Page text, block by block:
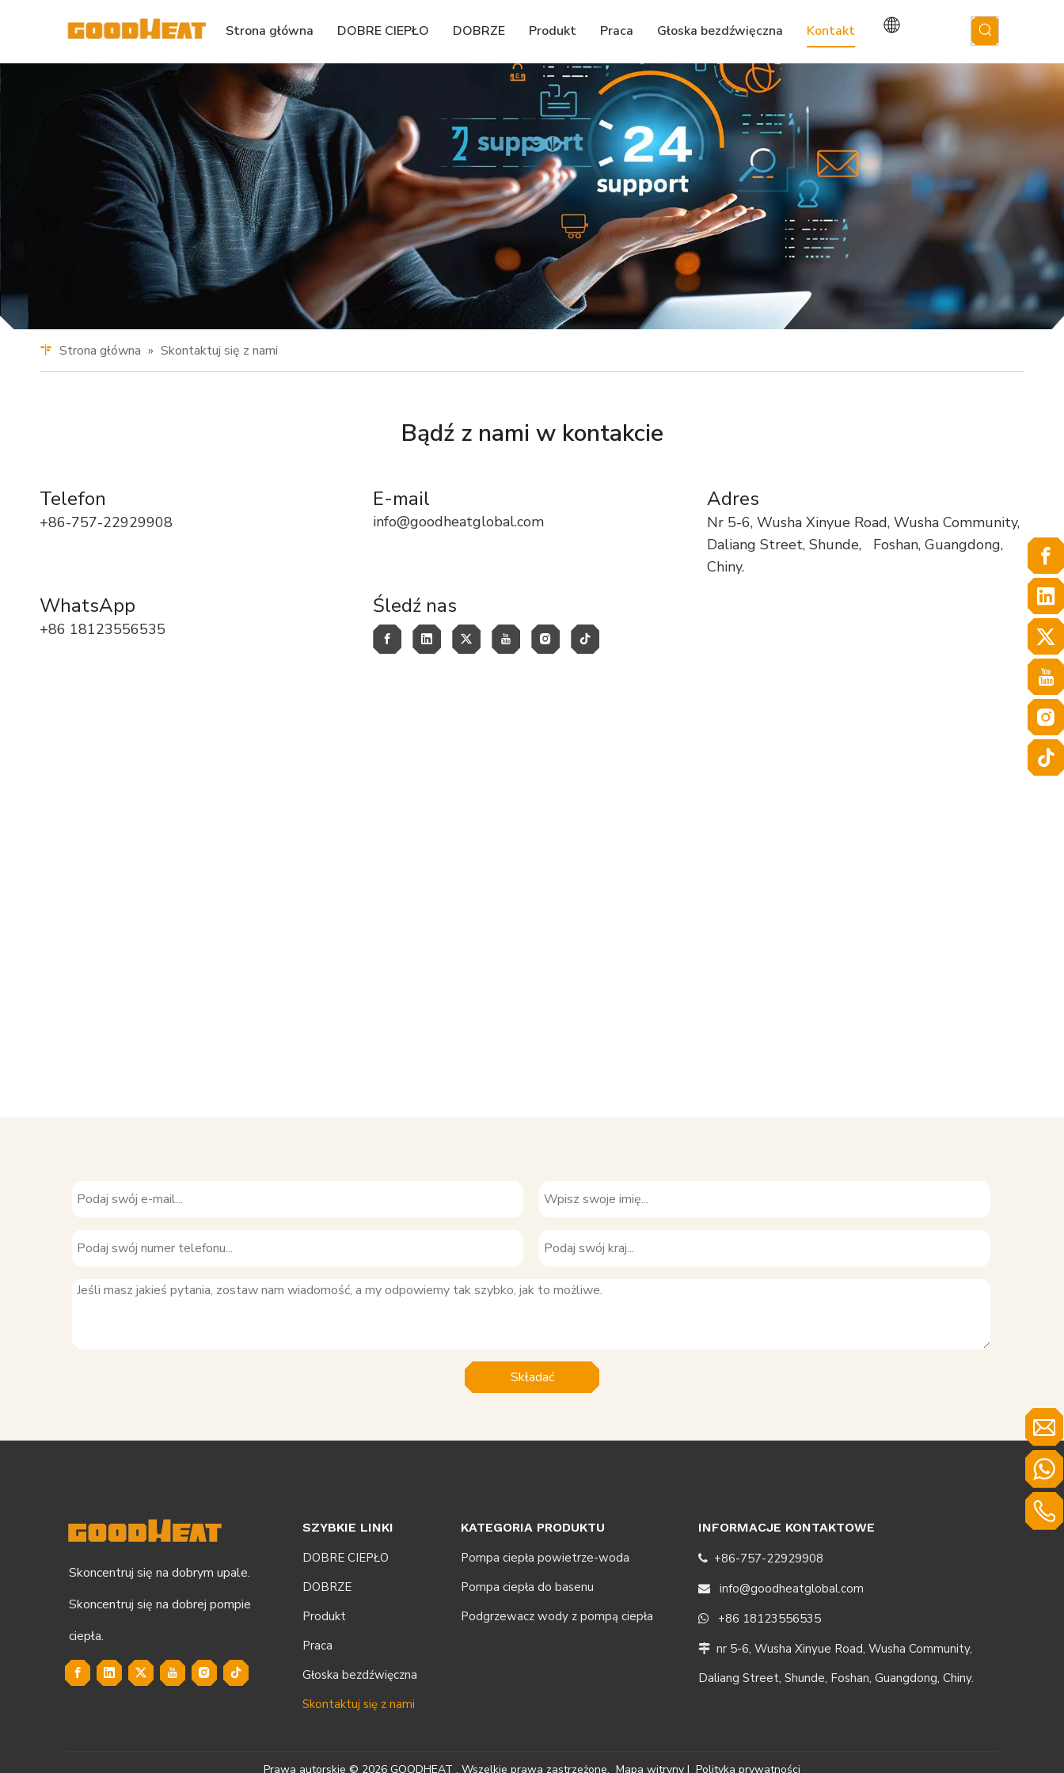
Strona główna DOBRE CIEPŁO DOBRZE Produkt Praca Głoska bezdźwięczna Kontakt
Strona główna » Skontaktuj się z nami
Bądź z nami w kontakcie
Telefon
+86-757-22929908
E-mail
info@goodheatglobal.com
Adres
Nr 5-6, Wusha Xinyue Road, Wusha Community,
Daliang Street, Shunde, Foshan, Guangdong,
Chiny.
WhatsApp
+86 18123556535
Śledź nas
Składać
Skoncentruj się na dobrym upale.
Skoncentruj się na dobrej pompie
ciepła.
SZYBKIE LINKI
DOBRE CIEPŁO
DOBRZE
Produkt
Praca
Głoska bezdźwięczna
Skontaktuj się z nami
KATEGORIA PRODUKTU
Pompa ciepła powietrze-woda
Pompa ciepła do basenu
Podgrzewacz wody z pompą ciepła
INFORMACJE KONTAKTOWE
 +86-757-22929908
 info@goodheatglobal.com
 +86 18123556535
 nr 5-6, Wusha Xinyue Road, Wusha Community,
Daliang Street, Shunde, Foshan, Guangdong, Chiny.
Prawa autorskie © 2026 GOODHEAT . Wszelkie prawa zastrzeżone. Mapa witryny | Polityka prywatności